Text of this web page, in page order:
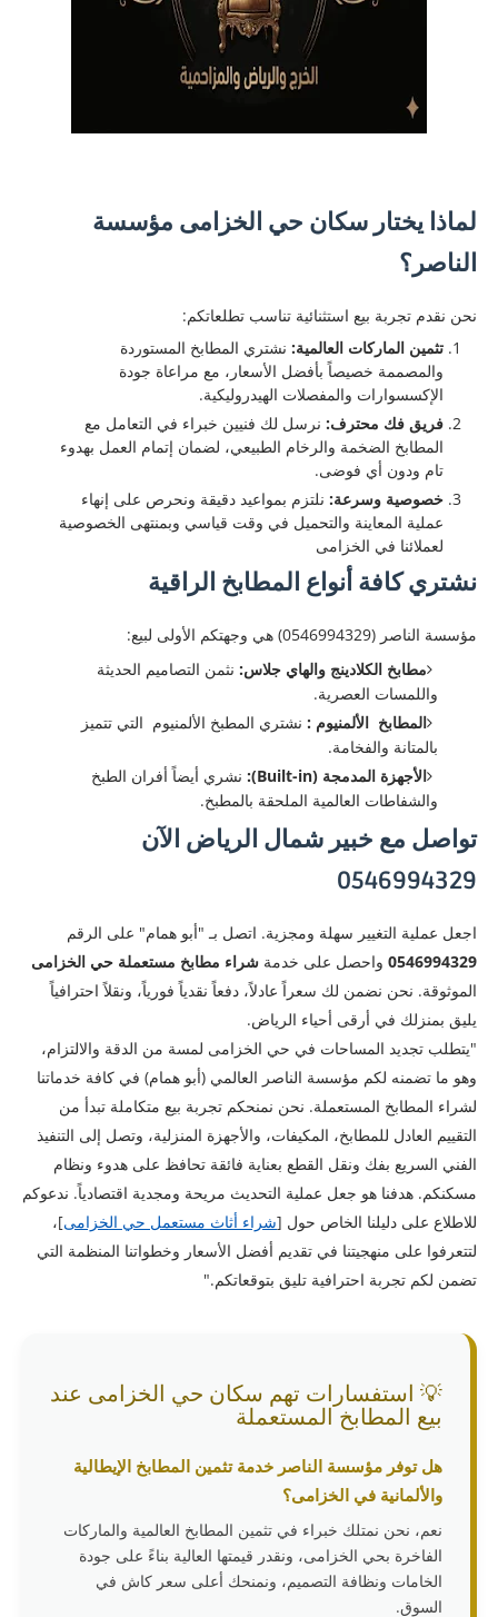
لماذا يختار سكان حي الخزامى مؤسسة
الناصر؟
​نحن نقدم تجربة بيع استثنائية تناسب تطلعاتكم:
تثمين الماركات العالمية:نشتري المطابخ المستوردة
والمصممة خصيصاً بأفضل الأسعار، مع مراعاة جودة
الإكسسوارات والمفصلات الهيدروليكية.
فريق فك محترف:نرسل لك فنيين خبراء في التعامل مع
المطابخ الضخمة والرخام الطبيعي، لضمان إتمام العمل بهدوء
تام ودون أي فوضى.
خصوصية وسرعة:نلتزم بمواعيد دقيقة ونحرص على إنهاء
عملية المعاينة والتحميل في وقت قياسي وبمنتهى الخصوصية
لعملائنا في الخزامى
نشتري كافة أنواع المطابخ الراقية
​مؤسسة الناصر (0546994329) هي وجهتكم الأولى لبيع:
مطابخ الكلادينج والهاي جلاس:نثمن التصاميم الحديثة
واللمسات العصرية.
المطابخ الألمنيوم :نشتري المطبخ الألمنيوم التي تتميز
بالمتانة والفخامة.
الأجهزة المدمجة (Built-in):
نشري أيضاً أفران الطبخ
والشفاطات العالمية الملحقة بالمطبخ.
تواصل مع خبير شمال الرياض الآن
0546994329
​اجعل عملية التغيير سهلة ومجزية. اتصل بـ "أبو همام" على الرقم
0546994329واحصل على خدمة شراء مطابخ مستعملة حي الخزامى
الموثوقة. نحن نضمن لك سعراً عادلاً، دفعاً نقدياً فورياً، ونقلاً احترافياً
يليق بمنزلك في أرقى أحياء الرياض.
​"يتطلب تجديد المساحات في حي الخزامى لمسة من الدقة والالتزام،
وهو ما تضمنه لكم مؤسسة الناصر العالمي (أبو همام) في كافة خدماتنا
لشراء المطابخ المستعملة. نحن نمنحكم تجربة بيع متكاملة تبدأ من
التقييم العادل للمطابخ، المكيفات، والأجهزة المنزلية، وتصل إلى التنفيذ
الفني السريع بفك ونقل القطع بعناية فائقة تحافظ على هدوء ونظام
مسكنكم. هدفنا هو جعل عملية التحديث مريحة ومجدية اقتصادياً. ندعوكم
للاطلاع على دليلنا الخاص حول [شراء أثاث مستعمل حي الخزامى]،
لتتعرفوا على منهجيتنا في تقديم أفضل الأسعار وخطواتنا المنظمة التي
تضمن لكم تجربة احترافية تليق بتوقعاتكم."
💡 استفسارات تهم سكان حي الخزامى عند
بيع المطابخ المستعملة
هل توفر مؤسسة الناصر خدمة تثمين المطابخ الإيطالية
والألمانية في الخزامى؟
نعم، نحن نمتلك خبراء في تثمين المطابخ العالمية والماركات
الفاخرة بحي الخزامى، ونقدر قيمتها العالية بناءً على جودة
الخامات ونظافة التصميم، ونمنحك أعلى سعر كاش في
السوق.